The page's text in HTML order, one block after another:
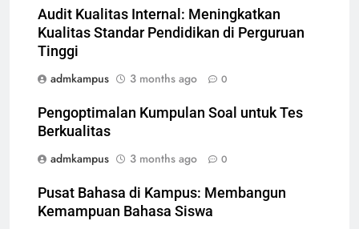
Audit Kualitas Internal: Meningkatkan
Kualitas Standar Pendidikan di Perguruan
Tinggi
admkampus
3 months ago 0
Pengoptimalan Kumpulan Soal untuk Tes
Berkualitas
admkampus
3 months ago 0
Pusat Bahasa di Kampus: Membangun
Kemampuan Bahasa Siswa